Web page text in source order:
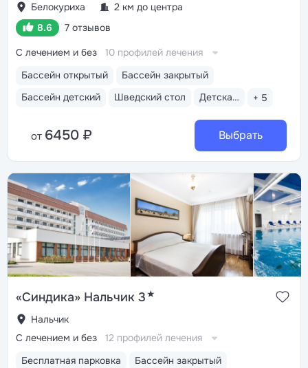
Белокуриха
2 км до центра
8.6
7 отзывов
Бассейн открытый
Бассейн закрытый
Бассейн детский
Шведский стол Детская анимация + 5
С лечением и без 10 профилей лечения
от 6450 ₽ Выбрать
«Синдика» Нальчик 3★
Нальчик
Бесплатная парковка
Бассейн закрытый
С лечением и без 12 профилей лечения